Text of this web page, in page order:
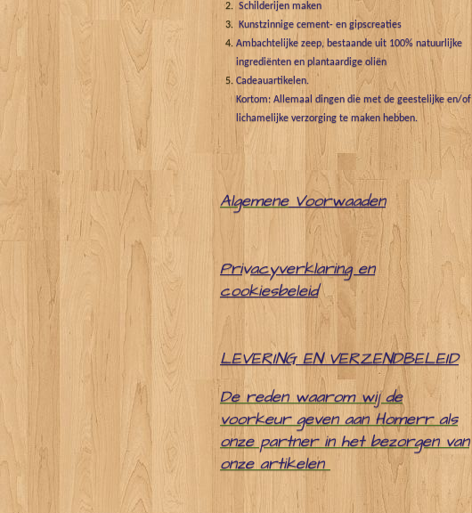
Schilderijen maken
Kunstzinnige cement- en gipscreaties
Ambachtelijke zeep, bestaande uit 100% natuurlijke
ingrediënten en plantaardige oliën
Cadeauartikelen.
Kortom: Allemaal dingen die met de geestelijke en/of
lichamelijke verzorging te maken hebben.
Algemene Voorwaaden
Privacyverklaring en
cookiesbeleid
LEVERING EN VERZENDBELEID
De reden waarom wij de
voorkeur geven aan Homerr als
onze partner in het bezorgen van
onze artikelen